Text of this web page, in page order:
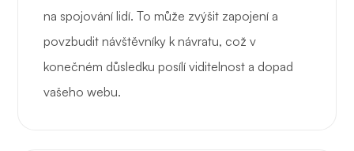
na spojování lidí. To může zvýšit zapojení a
povzbudit návštěvníky k návratu, což v
konečném důsledku posílí viditelnost a dopad
vašeho webu.